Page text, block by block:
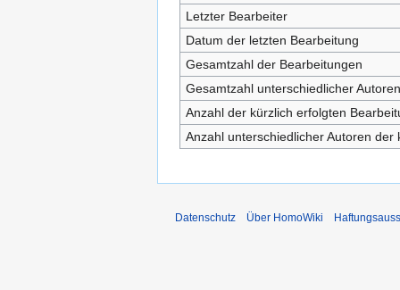
Letzter Bearbeiter
Datum der letzten Bearbeitung
Gesamtzahl der Bearbeitungen
Gesamtzahl unterschiedlicher Autoren
Anzahl der kürzlich erfolgten
Anzahl unterschiedlicher Autoren
Datenschutz Über HomoWiki